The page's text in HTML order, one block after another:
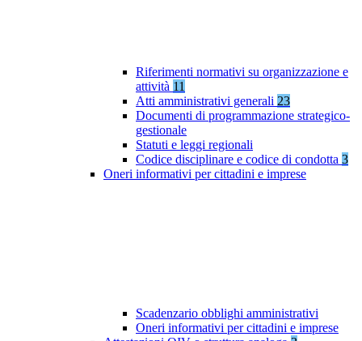
Riferimenti normativi su organizzazione e
attività 11
Atti amministrativi generali 23
Documenti di programmazione strategico-
gestionale
Statuti e leggi regionali
Codice disciplinare e codice di condotta 3
Oneri informativi per cittadini e imprese
Scadenzario obblighi amministrativi
Oneri informativi per cittadini e imprese